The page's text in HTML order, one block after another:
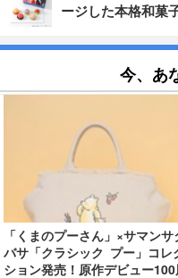
ージした本格和菓
今、あ
「くまのプーさん」×サマンサ
バサ「クラシック プー」コレ
ション発売！原作デビュー100